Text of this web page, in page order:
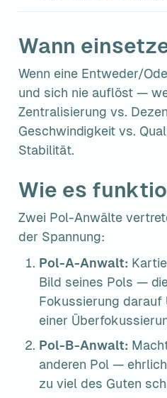
Wann
Wenn eine Entweder/
und sich nie auflöst —
Zentralisierung vs.
Geschwindigkeit vs.
Stabilität.
Wie es
Zwei Pol-Anwälte
der Spannung:
Pol-A-Anwalt:
Bild seines Pols —
Fokussierung darauf
einer
Pol-B-Anwalt:
anderen Pol —
zu viel des Guten